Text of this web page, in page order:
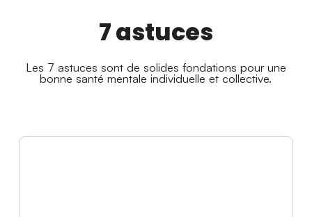
7 astuces
Les 7 astuces sont de solides fondations pour une
bonne santé mentale individuelle et collective.